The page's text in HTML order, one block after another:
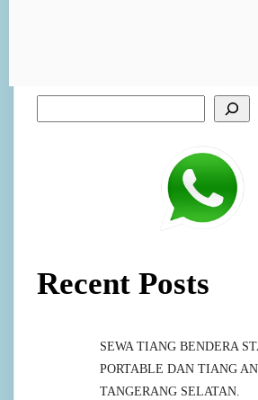
Recent Posts
SEWA TIANG BENDERA
PORTABLE DAN TIANG
TANGERANG SELATAN.